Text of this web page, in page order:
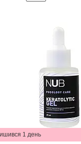
1 день